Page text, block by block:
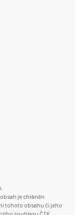
je chráněn
tohoto obsahu či jeho
souhlasu ČTK